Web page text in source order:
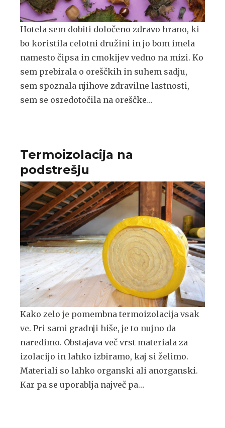
Hotela sem dobiti določeno zdravo hrano, ki
bo koristila celotni družini in jo bom imela
namesto čipsa in cmokijev vedno na mizi. Ko
sem prebirala o oreščkih in suhem sadju,
sem spoznala njihove zdravilne lastnosti,
sem se osredotočila na oreščke…
Termoizolacija na
podstrešju
Kako zelo je pomembna termoizolacija vsak
ve. Pri sami gradnji hiše, je to nujno da
naredimo. Obstajava več vrst materiala za
izolacijo in lahko izbiramo, kaj si želimo.
Materiali so lahko organski ali anorganski.
Kar pa se uporablja največ pa…